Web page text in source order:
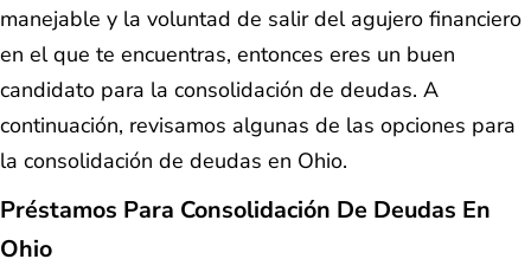
manejable y la voluntad de salir del agujero financiero
en el que te encuentras, entonces eres un buen
candidato para la consolidación de deudas. A
continuación, revisamos algunas de las opciones para
la consolidación de deudas en Ohio.
Préstamos Para Consolidación De Deudas En
Ohio